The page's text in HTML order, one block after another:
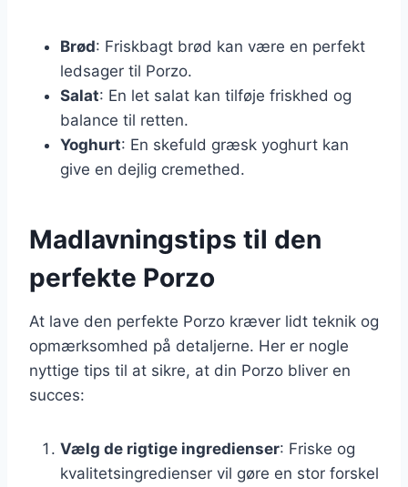
Brød: Friskbagt brød kan være en perfekt
ledsager til Porzo.
Salat: En let salat kan tilføje friskhed og
balance til retten.
Yoghurt: En skefuld græsk yoghurt kan
give en dejlig cremethed.
Madlavningstips til den
perfekte Porzo
At lave den perfekte Porzo kræver lidt teknik og
opmærksomhed på detaljerne. Her er nogle
nyttige tips til at sikre, at din Porzo bliver en
succes:
Vælg de rigtige ingredienser: Friske og
kvalitetsingredienser vil gøre en stor forskel